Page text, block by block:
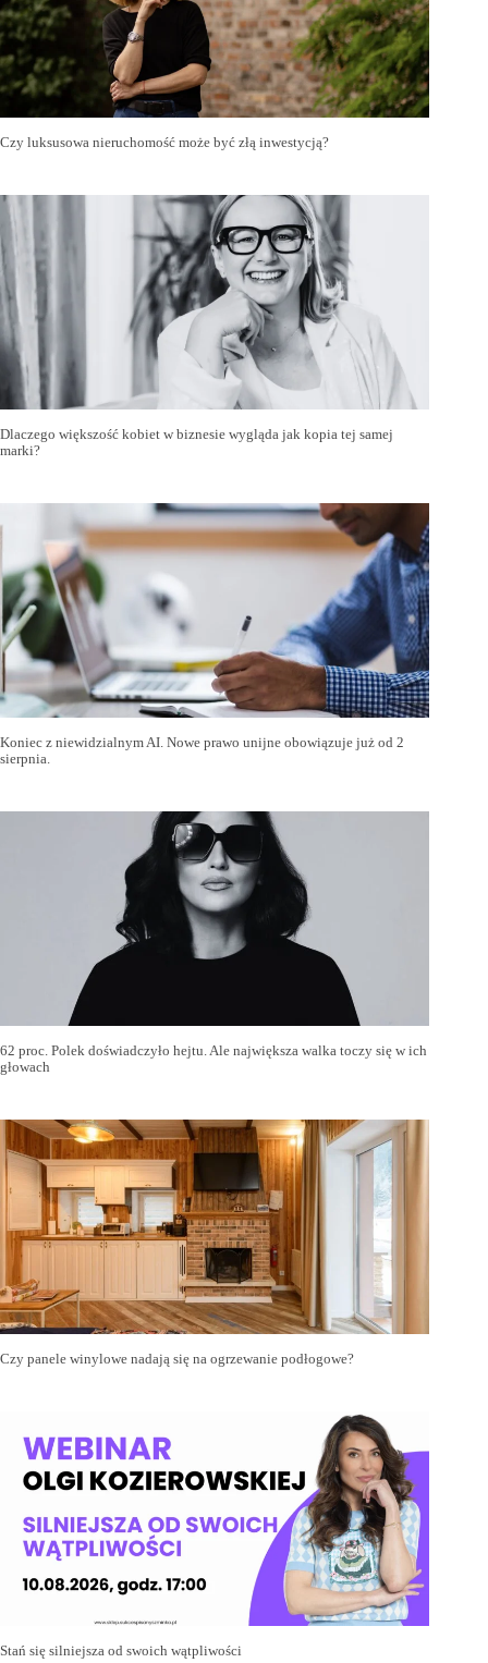
Czy luksusowa nieruchomość może być złą inwestycją?
Dlaczego większość kobiet w biznesie wygląda jak kopia tej samej
marki?
Koniec z niewidzialnym AI. Nowe prawo unijne obowiązuje już od 2
sierpnia.
62 proc. Polek doświadczyło hejtu. Ale największa walka toczy się w ich
głowach
Czy panele winylowe nadają się na ogrzewanie podłogowe?
Stań się silniejsza od swoich wątpliwości